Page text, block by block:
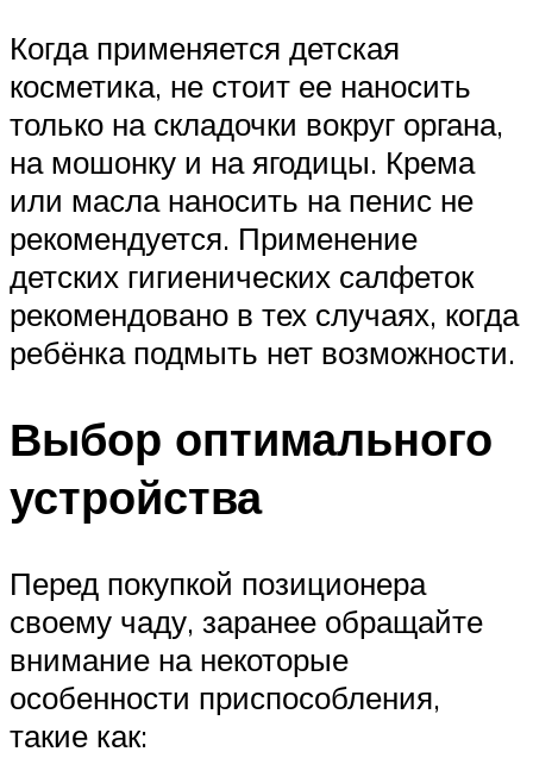
Когда применяется детская
косметика, не стоит ее наносить
только на складочки вокруг органа,
на мошонку и на ягодицы. Крема
или масла наносить на пенис не
рекомендуется. Применение
детских гигиенических салфеток
рекомендовано в тех случаях, когда
ребёнка подмыть нет возможности.
Выбор оптимального
устройства
Перед покупкой позиционера
своему чаду, заранее обращайте
внимание на некоторые
особенности приспособления,
такие как: